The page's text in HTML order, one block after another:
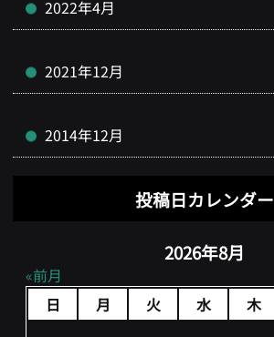
2022年4月
2021年12月
2014年12月
投稿日カレンダー
2026年8月
前月
日
月 火 水 木